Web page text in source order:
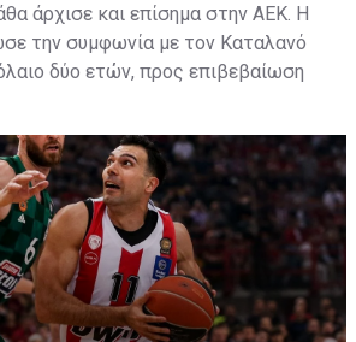
άρχισε και επίσημα στην ΑΕΚ. Η
την συμφωνία με τον Καταλανό
δύο ετών, προς επιβεβαίωση
ένα από τα μεγαλύτερα ονόματα
στον πάγκο της "Ένωσης".
με παρουσία μεταξύ άλλων
Ρεάλ και της Μάλαγα και μία
την οποία θα προσπαθήσει να